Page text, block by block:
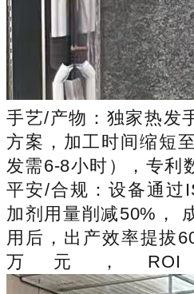
手艺/产物：独家热发
方案，加工时间缩短
发需6-8小时），专利
平安/合规：设备通过
加剂用量削减50%，
用后，出产效率提拔
万元，ROI